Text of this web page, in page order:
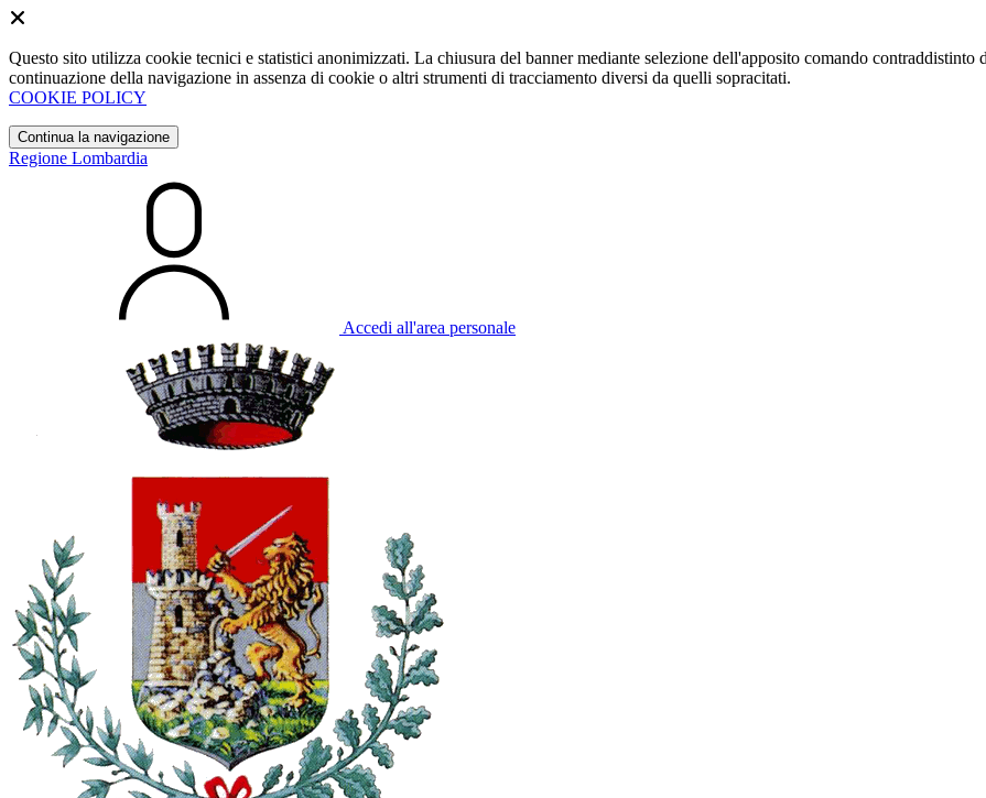
Questo sito utilizza cookie tecnici e statistici anonimizzati. La chiusura del banner mediante selezione dell'apposito comando
continuazione della navigazione in assenza di cookie o altri strumenti di tracciamento diversi da quelli sopracitati.
COOKIE POLICY
Continua la navigazione
Regione Lombardia
Accedi all'area personale